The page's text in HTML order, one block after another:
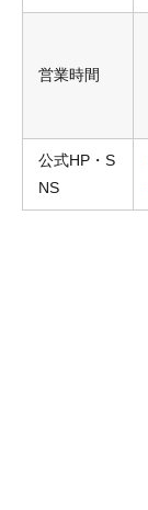
営業時間
公式HP・S
NS